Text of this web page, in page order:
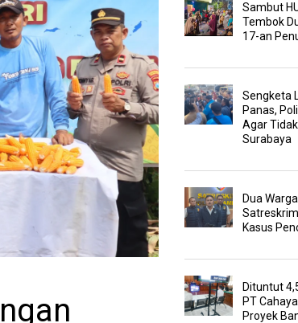
Sambut
Tembok
17-an
Sengketa
Panas,
Agar
Surabaya
Dua
Kasus
Dituntut
PT
Proyek